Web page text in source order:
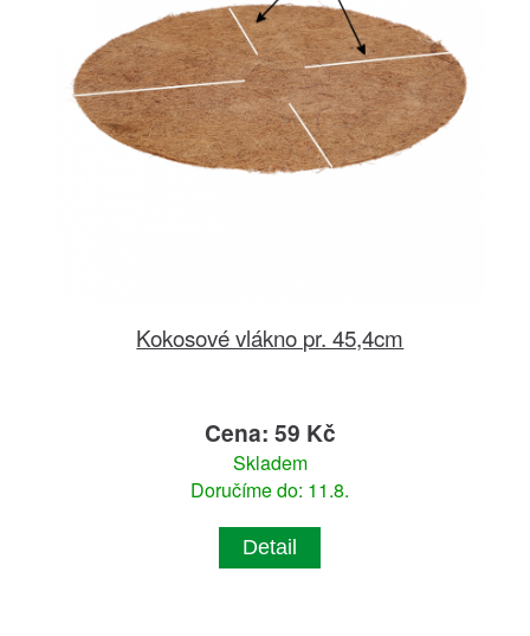
Kokosové vlákno pr. 45,4cm
Cena: 59 Kč
Skladem
Doručíme do: 11.8.
Detail